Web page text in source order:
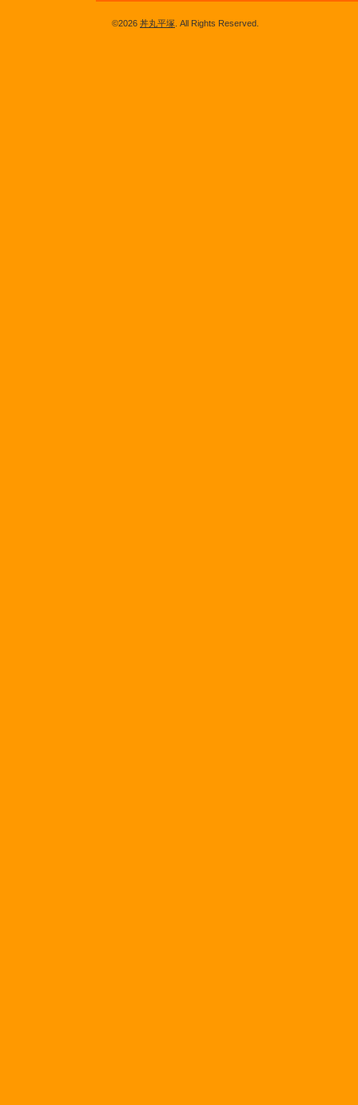
©2026 丼丸平塚 . All Rights Reserved.